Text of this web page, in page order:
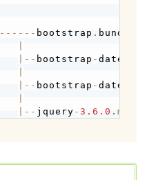
- - - - - - bootstrap . bundle
- - bootstrap -
- - bootstrap -
- - jquery -3.6 .0 .min